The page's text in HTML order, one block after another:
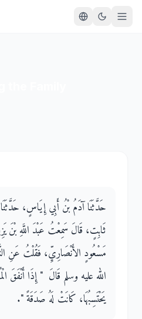
حَدَّثَنَا آدَمُ بْنُ أَبِي إِيَاسٍ،
ثَابِتٍ، قَالَ سَمِعْتُ عَبْدَ اللَّهِ بْنَ
مَسْعُودٍ الأَنْصَارِيِّ، فَقُلْتُ عَنِ
الله عليه وسلم قَالَ ‏ "‏ إِذَا أَنْفَقَ
يَحْتَسِبُهَا، كَانَتْ لَهُ صَدَقَةً ‏"‏‏.‏